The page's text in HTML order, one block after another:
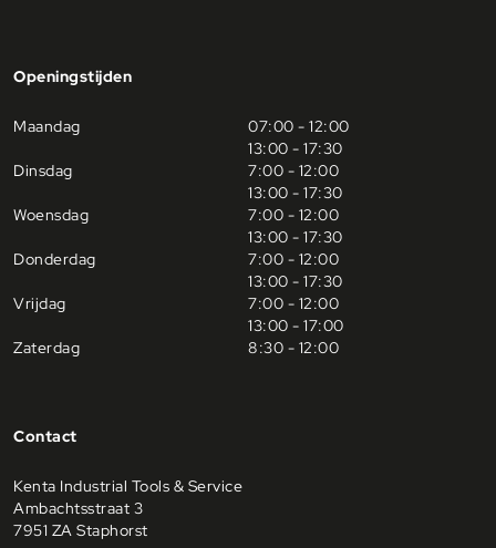
Openingstijden
Maandag
07:00 - 12:00
13:00 - 17:30
Dinsdag
7:00 - 12:00
13:00 - 17:30
Woensdag
7:00 - 12:00
13:00 - 17:30
Donderdag
7:00 - 12:00
13:00 - 17:30
Vrijdag
7:00 - 12:00
13:00 - 17:00
Zaterdag
8:30 - 12:00
Contact
Kenta Industrial Tools & Service
Ambachtsstraat 3
7951 ZA Staphorst